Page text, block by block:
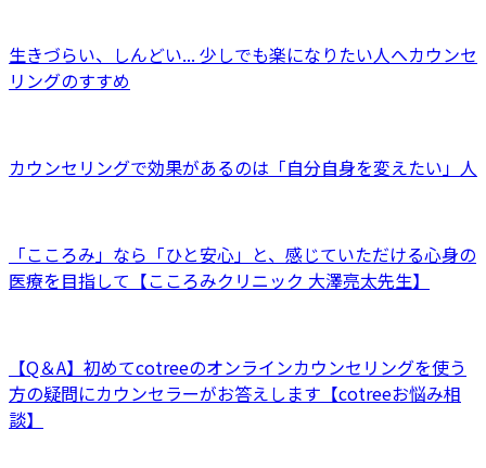
生きづらい、しんどい... 少しでも楽になりたい人へカウンセ
リングのすすめ
カウンセリングで効果があるのは「自分自身を変えたい」人
「こころみ」なら「ひと安心」と、感じていただける心身の
医療を目指して【こころみクリニック 大澤亮太先生】
【Q＆A】初めてcotreeのオンラインカウンセリングを使う
方の疑問にカウンセラーがお答えします【cotreeお悩み相
談】